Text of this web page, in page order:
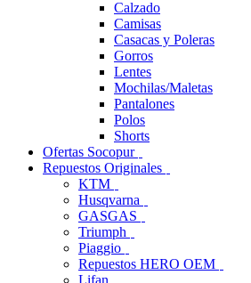
Calzado
Camisas
Casacas y Poleras
Gorros
Lentes
Mochilas/Maletas
Pantalones
Polos
Shorts
Ofertas Socopur
Repuestos Originales
KTM
Husqvarna
GASGAS
Triumph
Piaggio
Repuestos HERO OEM
Lifan